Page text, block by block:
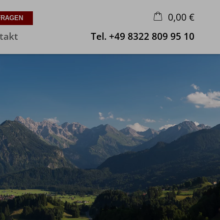
Tel. +49 8322 809 95 10
0,00 €
×
Warenkorb ist leer